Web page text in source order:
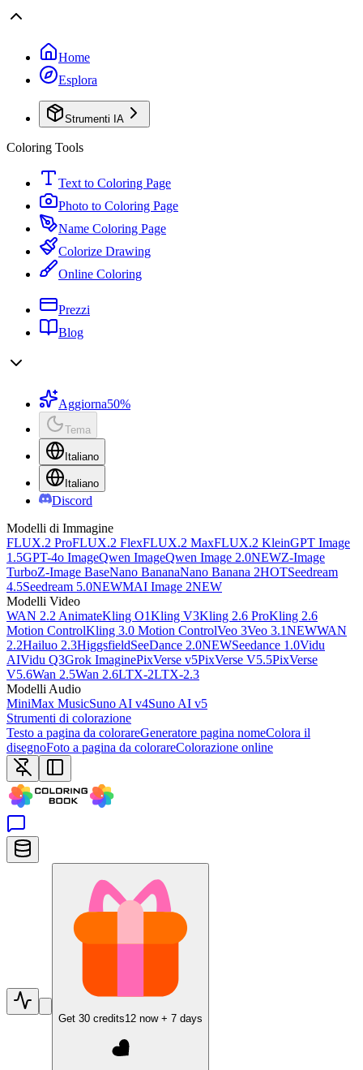
Home
Esplora
Strumenti IA
Coloring Tools
Text to Coloring Page
Photo to Coloring Page
Name Coloring Page
Colorize Drawing
Online Coloring
Prezzi
Blog
Aggiorna50%
Tema
Italiano
Italiano
Discord
Modelli di Immagine
FLUX.2 ProFLUX.2 FlexFLUX.2 MaxFLUX.2 KleinGPT Image
1.5GPT-4o ImageQwen ImageQwen Image 2.0NEWZ-Image
TurboZ-Image BaseNano BananaNano Banana 2HOTSeedream
4.5Seedream 5.0NEWMAI Image 2NEW
Modelli Video
WAN 2.2 AnimateKling O1Kling V3Kling 2.6 ProKling 2.6
Motion ControlKling 3.0 Motion ControlVeo 3Veo 3.1NEWWAN
2.2Hailuo 2.3HiggsfieldSeeDance 2.0NEWSeedance 1.0Vidu
AIVidu Q3Grok ImaginePixVerse v5PixVerse V5.5PixVerse
V5.6Wan 2.5Wan 2.6LTX-2LTX-2.3
Modelli Audio
MiniMax MusicSuno AI v4Suno AI v5
Strumenti di colorazione
Testo a pagina da colorareGeneratore pagina nomeColora il
disegnoFoto a pagina da colorareColorazione online
Get 30 credits12 now + 7 days